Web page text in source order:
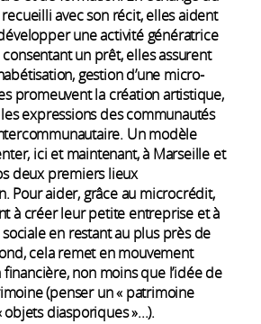
avec son récit, elles aident
une activité génératrice
un prêt, elles assurent
gestion d’une micro-
promeuvent la création artistique,
expressions des communautés
Un modèle
ici et maintenant, à Marseille et
deux premiers lieux
Pour aider, grâce au microcrédit,
à créer leur petite entreprise et à
en restant au plus près de
cela remet en mouvement
financière, non moins que l’idée de
(penser un « patrimoine
objets diasporiques »...).